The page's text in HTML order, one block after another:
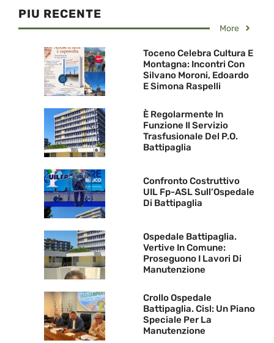
PIU RECENTE
More
Toceno Celebra Cultura E
Montagna: Incontri Con
Silvano Moroni, Edoardo
E Simona Raspelli
È Regolarmente In
Funzione Il Servizio
Trasfusionale Del P.O.
Battipaglia
Confronto Costruttivo
UIL Fp-ASL Sull’Ospedale
Di Battipaglia
Ospedale Battipaglia.
Vertive In Comune:
Proseguono I Lavori Di
Manutenzione
Crollo Ospedale
Battipaglia. Cisl: Un Piano
Speciale Per La
Manutenzione